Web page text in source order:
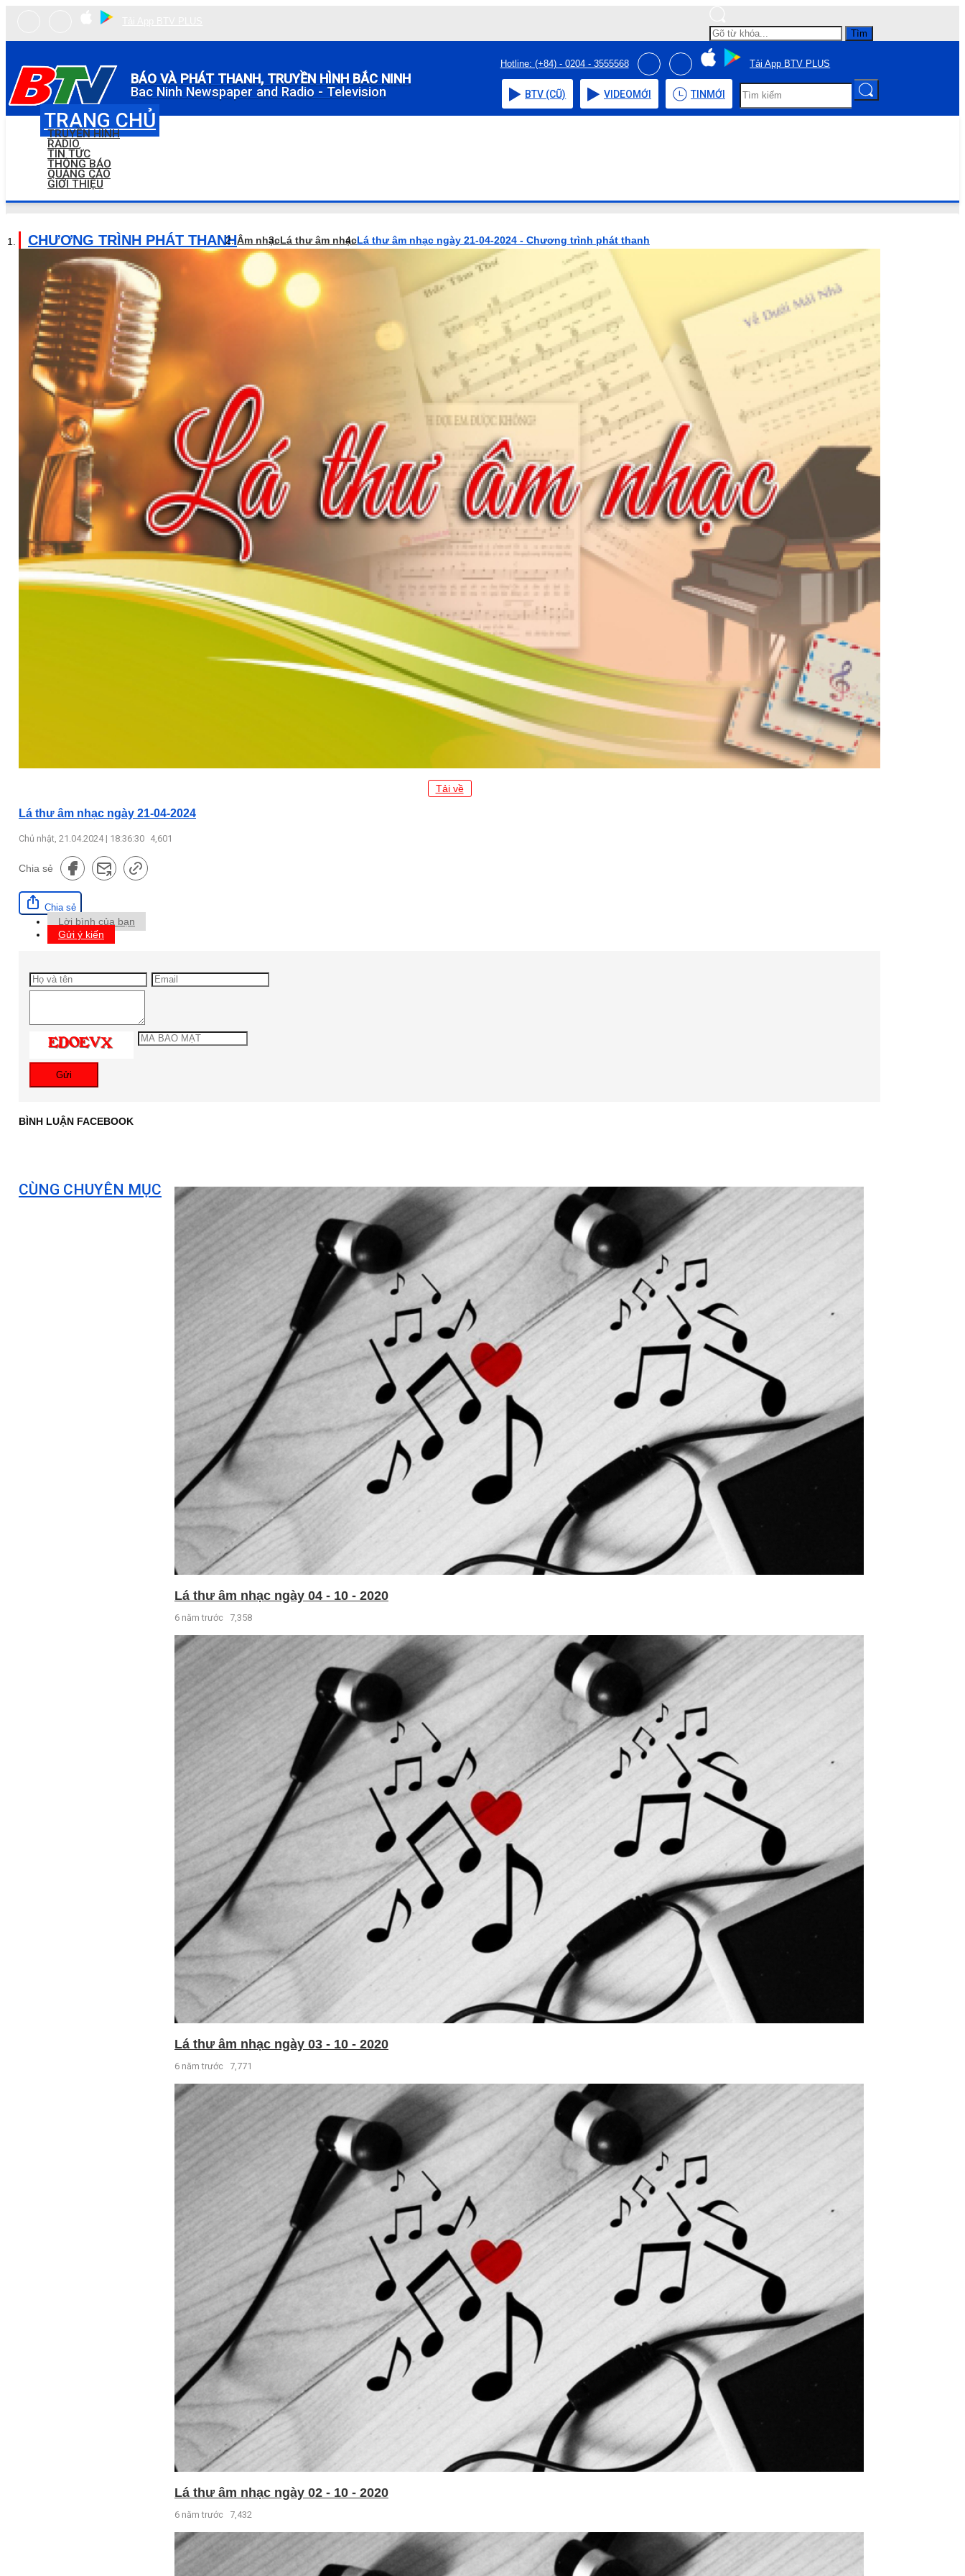
Tìm
BÁO VÀ PHÁT THANH, TRUYỀN HÌNH BẮC NINH
Bac Ninh Newspaper and Radio - Television
Hotline: (+84) - 0204 - 3555568 Tải App BTV PLUS
BTV (CŨ) VIDEOMỚI TIN MỚI
TRANG CHỦ
TRUYỀN HÌNH
RADIO
TIN TỨC
THÔNG BÁO
QUẢNG CÁO
GIỚI THIỆU
CHƯƠNG TRÌNH PHÁT THANHÂm nhạcLá thư âm nhạcLá thư âm nhạc ngày 21-04-2024 - Chương trình phát thanh
Tải về
Lá thư âm nhạc ngày 21-04-2024
Chủ nhật, 21.04.2024 | 18:36:30 4,601
Chia sẻ
Chia sẻ
Lời bình của bạn
Gửi ý kiến
Gửi
BÌNH LUẬN FACEBOOK
CÙNG CHUYÊN MỤC
Lá thư âm nhạc ngày 04 - 10 - 2020
6 năm trước 7,358
Lá thư âm nhạc ngày 03 - 10 - 2020
6 năm trước 7,771
Lá thư âm nhạc ngày 02 - 10 - 2020
6 năm trước 7,432